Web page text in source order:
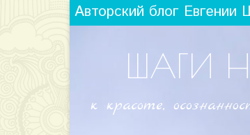
Авторский блог Евгении
ШАГИ
к красоте,